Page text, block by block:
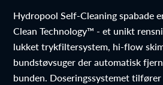
Hydropool Self-Cleaning spabade
Clean Technology™ - et unikt
lukket trykfiltersystem, hi-flow
bundstøvsuger der automatisk
bunden. Doseringssystemet